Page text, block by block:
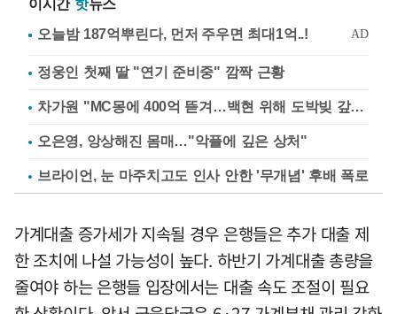
이시간 핫뉴스
정웅인 첫째 딸 "연기 준비중" 깜짝 근황
차가원 "MC몽에 400억 뜯겨…백현 위해 도박빚 갚아줘"
오은영, 앙상해진 몸매…"악플에 깊은 상처"
브라이언, 눈 마주치고도 인사 안한 '무개념' 후배 폭로
가계대출 증가세가 지속될 경우 은행들은 추가 대출 제
한 조치에 나설 가능성이 높다. 하반기 가계대출 총량을
줄여야 하는 은행들 입장에서는 대출 속도 조절이 필요